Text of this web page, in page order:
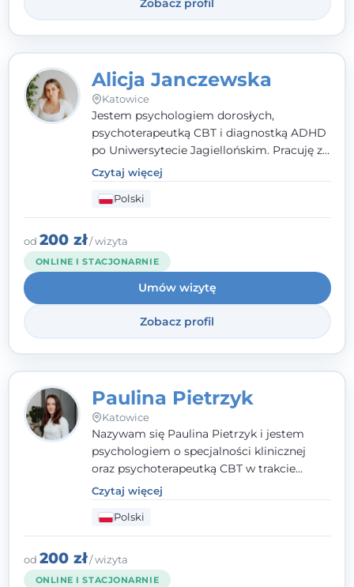
Zobacz profil
Alicja Janczewska
Katowice
Jestem psychologiem dorosłych,
psychoterapeutką CBT i diagnostką ADHD
po Uniwersytecie Jagiellońskim. Pracuję z
dorosłymi, młodzieżą i dziećmi, opierając
pomoc na zrozumieniu indywidualnych
potrzeb i więzi zbudowanej na zaufaniu.
Terapia to dla mnie bezpieczne miejsce, w
którym poczujesz się wysłuchany i
zrozumiany.
Czytaj więcej
Polski
od 200 zł/ wizyta
ONLINE I STACJONARNIE
Umów wizytę
Zobacz profil
Paulina Pietrzyk
Katowice
Nazywam się Paulina Pietrzyk i jestem
psychologiem o specjalności klinicznej
oraz psychoterapeutką CBT w trakcie
szkolenia. Pracuję z dorosłymi, którzy
szukają wsparcia w trudnych momentach -
w obliczu lęku, przewlekłego stresu,
natłoku myśli, obniżonego nastroju,
wypalenia czy kryzysu, a także po prostu
chcą lepiej poznać siebie.
Czytaj więcej
Polski
od 200 zł/ wizyta
ONLINE I STACJONARNIE